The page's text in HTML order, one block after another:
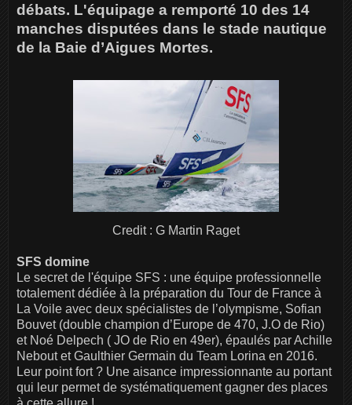
débats. L'équipage a remporté 10 des 14
manches disputées dans le stade nautique
de la Baie d’Aigues Mortes.
Credit : G Martin Raget
SFS domine
Le secret de l'équipe SFS : une équipe professionnelle
totalement dédiée à la préparation du Tour de France à
La Voile avec deux spécialistes de l’olympisme, Sofian
Bouvet (double champion d’Europe de 470, J.O de Rio)
et Noé Delpech ( JO de Rio en 49er), épaulés par Achille
Nebout et Gaulthier Germain du Team Lorina en 2016.
Leur point fort ? Une aisance impressionnante au portant
qui leur permet de systématiquement gagner des places